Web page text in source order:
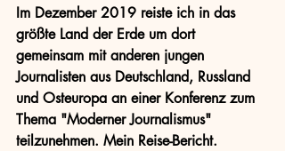
Im Dezember 2019 reiste ich in das
größte Land der Erde um dort
gemeinsam mit anderen jungen
Journalisten aus Deutschland, Russland
und Osteuropa an einer Konferenz zum
Thema "Moderner Journalismus"
teilzunehmen. Mein Reise-Bericht.